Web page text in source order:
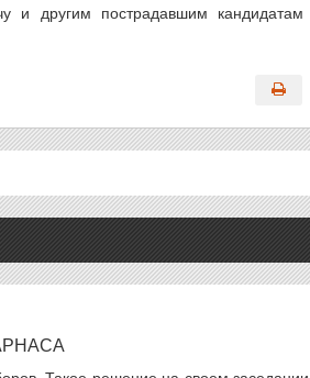
и другим пострадавшим кандидатам